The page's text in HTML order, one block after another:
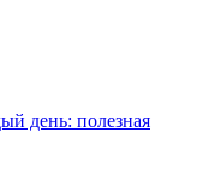
день: полезная